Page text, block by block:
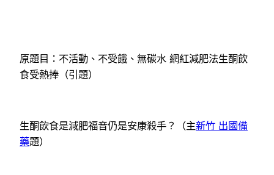
原題目：不活動、不受餓、無碳水 網紅減肥法生酮飲
食受熱捧（引題）
生酮飲食是減肥福音仍是安康殺手？（主新竹 出國備
藥題）